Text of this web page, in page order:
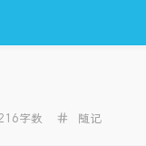
字数
分
随记